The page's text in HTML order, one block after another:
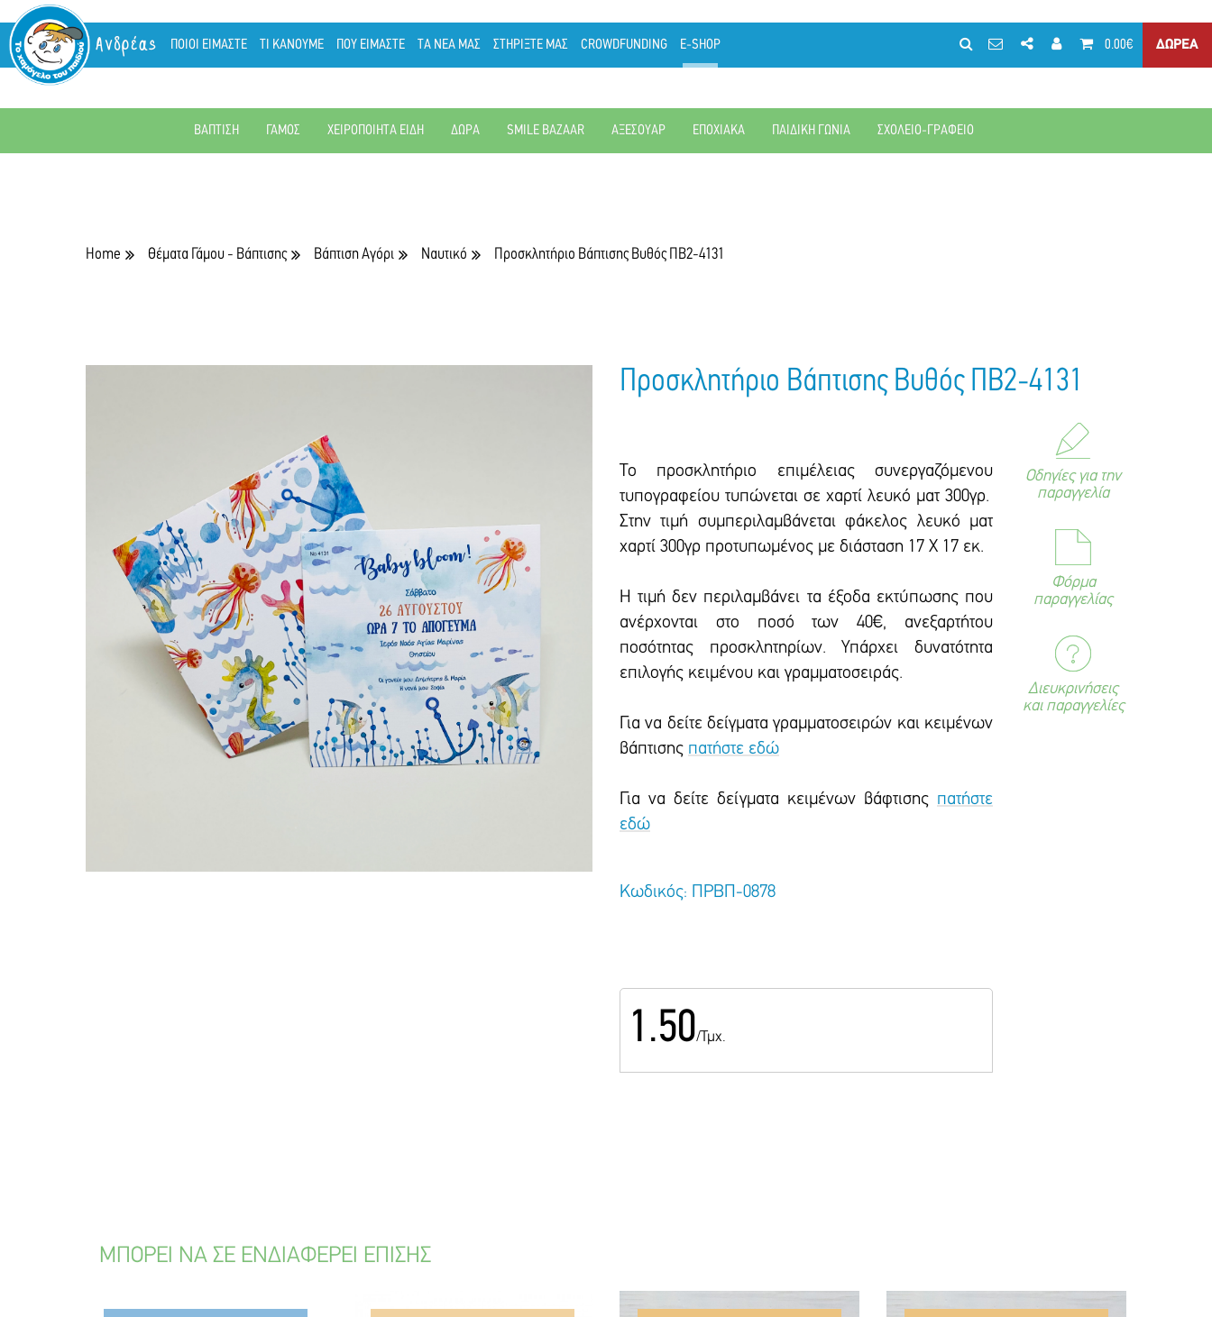
Ανδρέας ΠΟΙΟΙ ΕΙΜΑΣΤΕ ΤΙ ΚΑΝΟΥΜΕ ΠΟΥ ΕΙΜΑΣΤΕ ΤΑ ΝΕΑ ΜΑΣ ΣΤΗΡΙΞΤΕ ΜΑΣ CROWDFUNDING E-SHOP 0.00€ ΔΩΡΕΑ
ΒΑΠΤΙΣΗ ΓΑΜΟΣ ΧΕΙΡΟΠΟΙΗΤΑ ΕΙΔΗ ΔΩΡΑ SMILE BAZAAR ΑΞΕΣΟΥΑΡ ΕΠΟΧΙΑΚΑ ΠΑΙΔΙΚΗ ΓΩΝΙΑ ΣΧΟΛΕΙΟ-ΓΡΑΦΕΙΟ
Home Θέματα Γάμου - Βάπτισης Βάπτιση Αγόρι Ναυτικό Προσκλητήριο Βάπτισης Βυθός ΠΒ2-4131
Προσκλητήριο Βάπτισης Βυθός ΠΒ2-4131
Το προσκλητήριο επιμέλειας συνεργαζόμενου
τυπογραφείου τυπώνεται σε χαρτί λευκό ματ 300γρ.
Στην τιμή συμπεριλαμβάνεται φάκελος λευκό ματ
χαρτί 300γρ προτυπωμένος με διάσταση 17 Χ 17 εκ.
Η τιμή δεν περιλαμβάνει τα έξοδα εκτύπωσης που
ανέρχονται στο ποσό των 40€, ανεξαρτήτου
ποσότητας προσκλητηρίων. Υπάρxει δυνατότητα
επιλογής κειμένου και γραμματοσειράς.
Για να δείτε δείγματα γραμματοσειρών και κειμένων
βάπτισης πατήστε εδώ
Για να δείτε δείγματα κειμένων βάφτισης πατήστε
εδώ
Κωδικός: ΠΡΒΠ-0878
1.50/Τμχ.
Οδηγίες για την
παραγγελία
Φόρμα
παραγγελίας
Διευκρινήσεις
και παραγγελίες
ΜΠΟΡΕΙ ΝΑ ΣΕ ΕΝΔΙΑΦΕΡΕΙ ΕΠΙΣΗΣ